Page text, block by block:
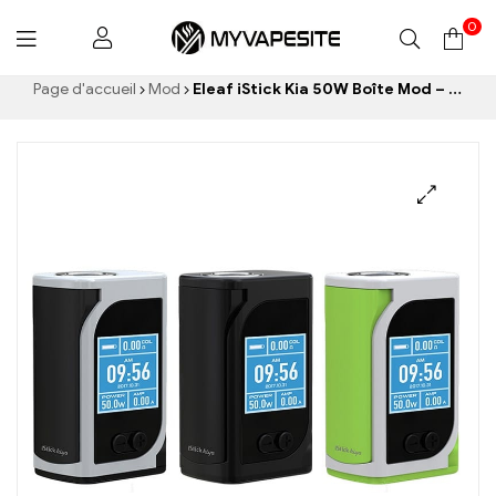
Myvapesite.de
0
Page d'accueil Mod Eleaf iStick Kia 50W Boîte Mod – 1600mah e-cigarettes en gros丨Personnalisé